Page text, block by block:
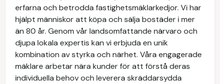
erfarna och betrodda fastighetsmäklarkedjor. Vi har
hjälpt människor att köpa och sälja bostäder i mer
än 80 år. Genom vår landsomfattande närvaro och
djupa lokala expertis kan vi erbjuda en unik
kombination av styrka och närhet. Våra engagerade
mäklare arbetar nära kunder för att förstå deras
individuella behov och leverera skräddarsydda